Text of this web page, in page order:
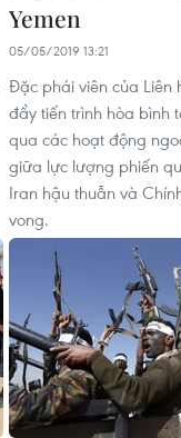
Yemen
05/05/2019 13:21
Đặc phái viên của Liên
đẩy tiến trình hòa bình
qua các hoạt động
giữa lực lượng phiến
Iran hậu thuẫn và
vong.